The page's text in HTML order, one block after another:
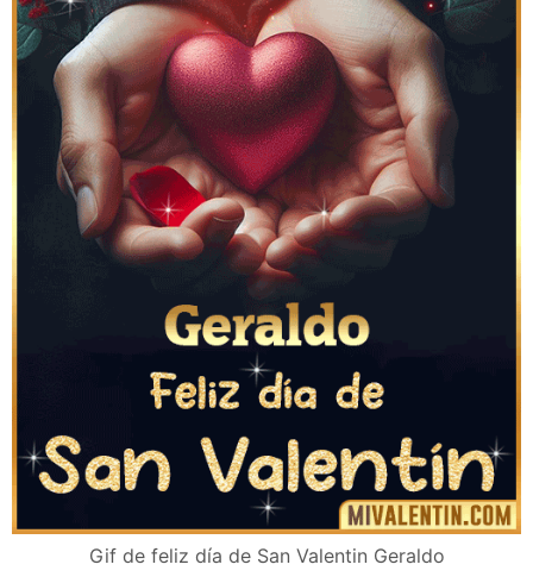
Gif de feliz día de San Valentin Geraldo